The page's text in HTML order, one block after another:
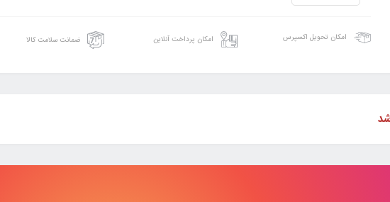
امکان تحویل اکسپرس امکان پرداخت آنلاین ضمانت سلامت کالا